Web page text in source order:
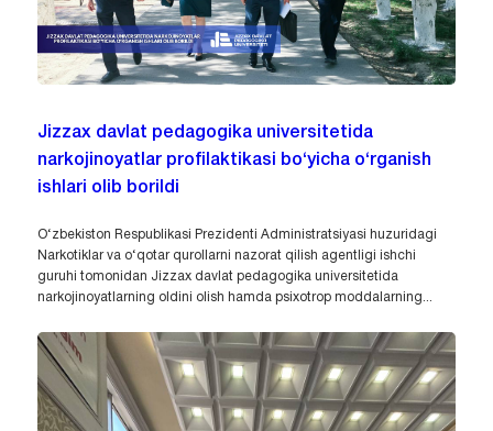
Jizzax davlat pedagogika universitetida
narkojinoyatlar profilaktikasi bo‘yicha o‘rganish
ishlari olib borildi
O‘zbekiston Respublikasi Prezidenti Administratsiyasi huzuridagi
Narkotiklar va o‘qotar qurollarni nazorat qilish agentligi ishchi
guruhi tomonidan Jizzax davlat pedagogika universitetida
narkojinoyatlarning oldini olish hamda psixotrop moddalarning...